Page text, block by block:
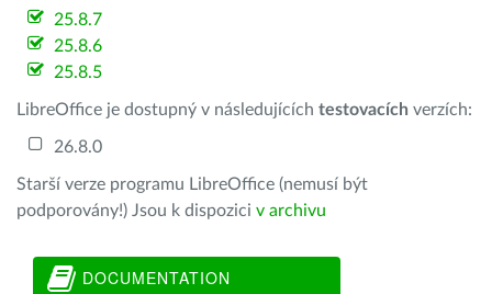
25.8.7
25.8.6
25.8.5
LibreOffice je dostupný v následujících testovacích verzích:
26.8.0
Starší verze programu LibreOffice (nemusí být
podporovány!) Jsou k dispozici v archivu
DOCUMENTATION